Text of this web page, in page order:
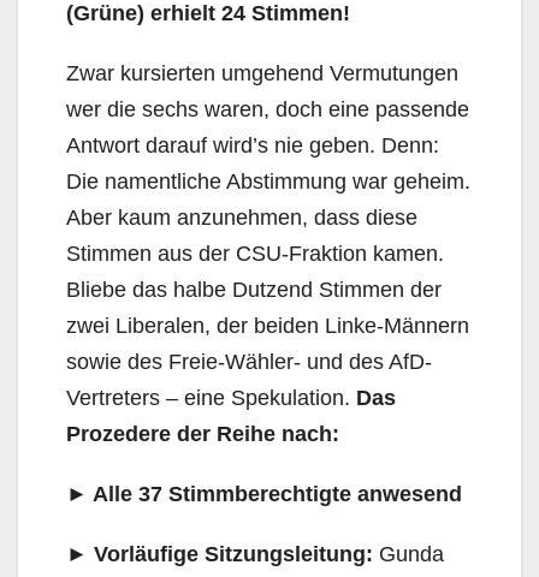
(Grüne) erhielt 24 Stimmen!
Zwar kursierten umgehend Vermutungen
wer die sechs waren, doch eine passende
Antwort darauf wird’s nie geben. Denn:
Die namentliche Abstimmung war geheim.
Aber kaum anzunehmen, dass diese
Stimmen aus der CSU-Fraktion kamen.
Bliebe das halbe Dutzend Stimmen der
zwei Liberalen, der beiden Linke-Männern
sowie des Freie-Wähler- und des AfD-
Vertreters – eine Spekulation. Das
Prozedere der Reihe nach:
► Alle 37 Stimmberechtigte anwesend
► Vorläufige Sitzungsleitung: Gunda